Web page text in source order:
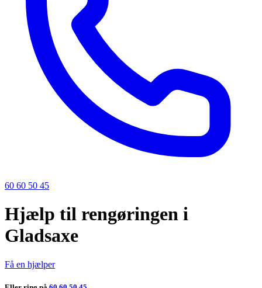
60 60 50 45
Hjælp til rengøringen i
Gladsaxe
Få en hjælper